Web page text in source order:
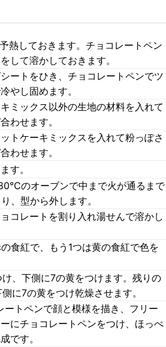
熱しておきます。チョコレートペン
して溶かしておきます。
ートをひき、チョコレートペンでツ
やし固めます。
ミックス以外の生地の材料を入れて
わせます。
トケーキミックスを入れて粉っぽさ
わせます。
す。
のオーブンで中まで火が通るまで
、型から外します。
コレートを割り入れ湯せんで溶かし
食紅で、もう1つは黄の食紅で色を
、下側に7の黄をつけます。残りの
に7の黄をつけ乾燥させます。
ートペンで顔と模様を描き、フリー
にチョコレートペンをつけ、ほっぺ
です。